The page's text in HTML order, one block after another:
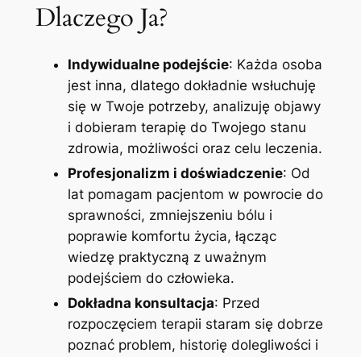
Dlaczego Ja?
Indywidualne podejście: Każda osoba
jest inna, dlatego dokładnie wsłuchuję
się w Twoje potrzeby, analizuję objawy
i dobieram terapię do Twojego stanu
zdrowia, możliwości oraz celu leczenia.
Profesjonalizm i doświadczenie: Od
lat pomagam pacjentom w powrocie do
sprawności, zmniejszeniu bólu i
poprawie komfortu życia, łącząc
wiedzę praktyczną z uważnym
podejściem do człowieka.
Dokładna konsultacja: Przed
rozpoczęciem terapii staram się dobrze
poznać problem, historię dolegliwości i